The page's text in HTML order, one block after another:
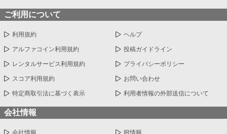
ご利用について
利用規約 ヘルプ
アルファコイン利用規約 投稿ガイドライン
レンタルサービス利用規約 プライバシーポリシー
スコア利用規約 お問い合わせ
特定商取引法に基づく表示 利用者情報の外部送信について
会社情報
会社情報 IR情報